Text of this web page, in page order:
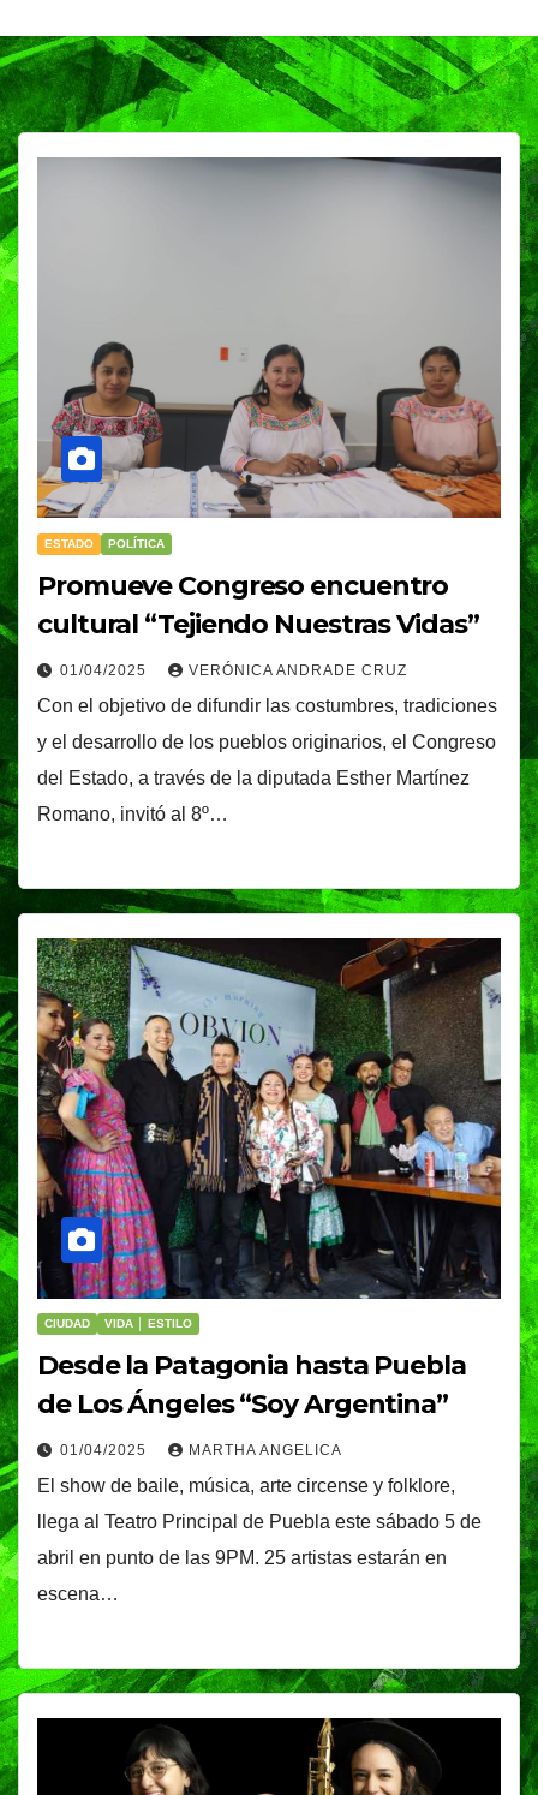
ESTADO POLÍTICA
Promueve Congreso encuentro
cultural “Tejiendo Nuestras Vidas”
01/04/2025 VERÓNICA ANDRADE CRUZ
Con el objetivo de difundir las costumbres, tradiciones
y el desarrollo de los pueblos originarios, el Congreso
del Estado, a través de la diputada Esther Martínez
Romano, invitó al 8º…
CIUDAD VIDA │ ESTILO
Desde la Patagonia hasta Puebla
de Los Ángeles “Soy Argentina”
01/04/2025 MARTHA ANGELICA
El show de baile, música, arte circense y folklore,
llega al Teatro Principal de Puebla este sábado 5 de
abril en punto de las 9PM. 25 artistas estarán en
escena…